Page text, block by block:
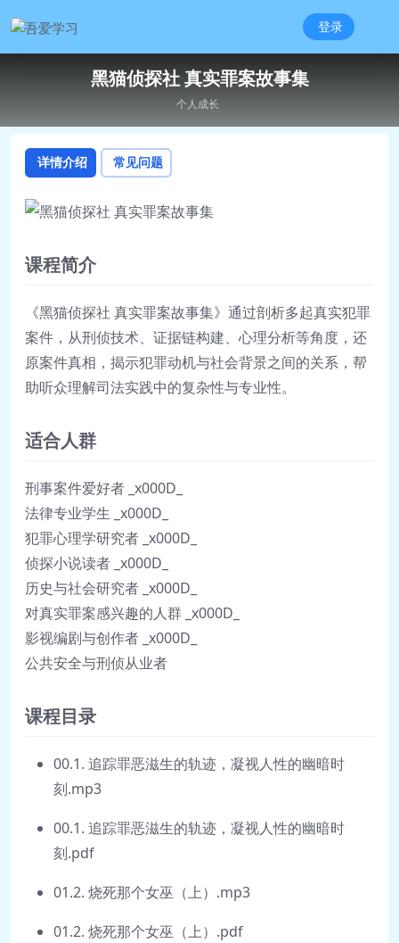
登录
黑猫侦探社 真实罪案故事集
个人成长
详情介绍 常见问题
课程简介
《黑猫侦探社 真实罪案故事集》通过剖析多起真实犯罪
案件，从刑侦技术、证据链构建、心理分析等角度，还
原案件真相，揭示犯罪动机与社会背景之间的关系，帮
助听众理解司法实践中的复杂性与专业性。
适合人群
刑事案件爱好者 _x000D_
法律专业学生 _x000D_
犯罪心理学研究者 _x000D_
侦探小说读者 _x000D_
历史与社会研究者 _x000D_
对真实罪案感兴趣的人群 _x000D_
影视编剧与创作者 _x000D_
公共安全与刑侦从业者
课程目录
00.1. 追踪罪恶滋生的轨迹，凝视人性的幽暗时
刻.mp3
00.1. 追踪罪恶滋生的轨迹，凝视人性的幽暗时
刻.pdf
01.2. 烧死那个女巫（上）.mp3
01.2. 烧死那个女巫（上）.pdf